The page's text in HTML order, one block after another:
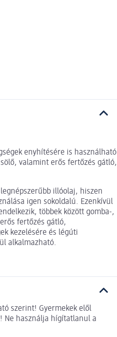
enyhítésére is használható
valamint erős fertőzés gátló,
illóolaj, hiszen
igen sokoldalú. Ezenkívül
többek között gomba-,
fertőzés gátló,
kezelésére és légúti
alkalmazható.
szerint! Gyermekek elől
Ne használja hígítatlanul a